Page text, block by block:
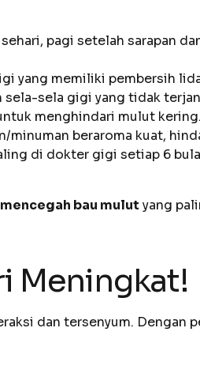
pagi setelah sarapan
yang memiliki pembersih
sela-sela gigi yang tidak
menghindari mulut kering.
minuman beraroma kuat,
di dokter gigi setiap 6
bau mulut yang
Meningkat!
dan tersenyum. Dengan